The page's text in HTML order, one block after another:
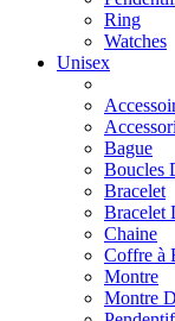
Ring
Watches
Unisex
Bague
Boucles
Bracelet
Bracelet
Chaine
Coffre à
Montre
Montre